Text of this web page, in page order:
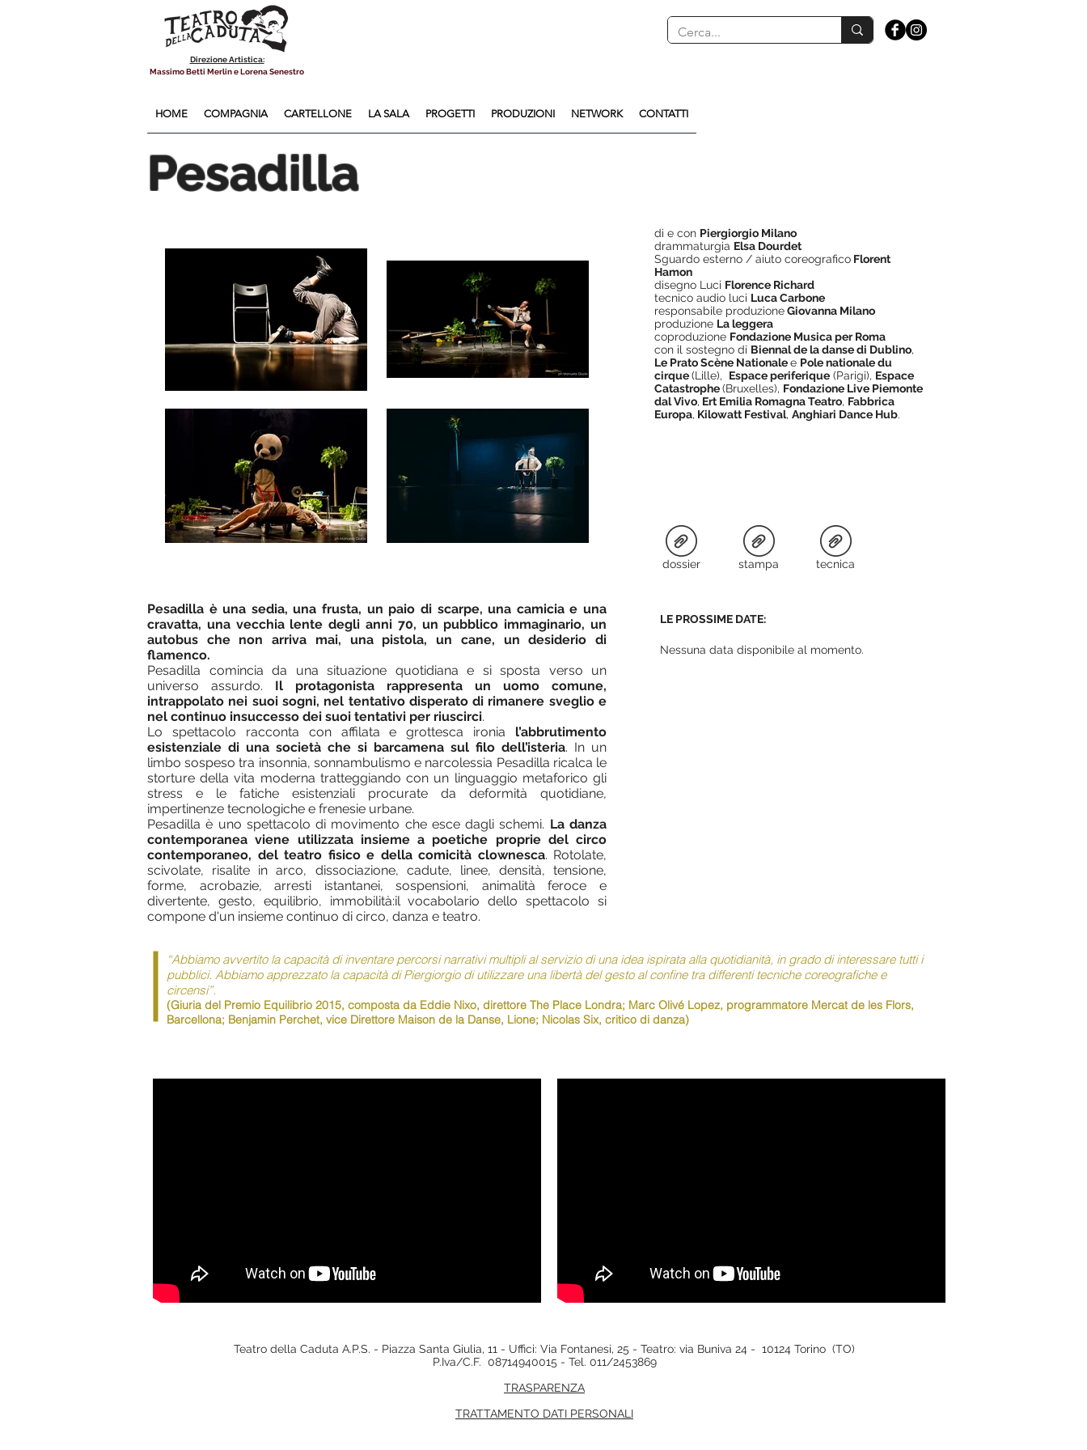
Direzione Artistica:
Massimo Betti Merlin e Lorena Senestro
HOME COMPAGNIA CARTELLONE LA SALA PROGETTI PRODUZIONI NETWORK CONTATTI
Pesadilla
di e con Piergiorgio Milano
drammaturgia Elsa Dourdet
Sguardo esterno / aiuto coreografico Florent
Hamon
disegno Luci Florence Richard
tecnico audio luci Luca Carbone
responsabile produzioneGiovanna Milano
produzione La leggera
coproduzione Fondazione Musica per Roma
con il sostegno di Biennal de la danse di Dublino,
Le Prato Scène Nationalee Pole nationale du
cirque(Lille), Espace periferique (Parigi), Espace
Catastrophe(Bruxelles), Fondazione Live Piemonte
dal Vivo, Ert Emilia Romagna Teatro, Fabbrica
Europa, Kilowatt Festival, Anghiari Dance Hub.
dossier stampa tecnica
Pesadilla è una sedia, una frusta, un paio di scarpe, una camicia e una
cravatta, una vecchia lente degli anni 70, un pubblico immaginario, un
autobus che non arriva mai, una pistola, un cane, un desiderio di
flamenco.
Pesadilla comincia da una situazione quotidiana e si sposta verso un
universo assurdo. Il protagonista rappresenta un uomo comune,
intrappolato nei suoi sogni, nel tentativo disperato di rimanere sveglio e
nel continuo insuccesso dei suoi tentativi per riuscirci.
Lo spettacolo racconta con affilata e grottesca ironia l’abbrutimento
esistenziale di una società che si barcamena sul filo dell’isteria. In un
limbo sospeso tra insonnia, sonnambulismo e narcolessia Pesadilla ricalca le
storture della vita moderna tratteggiando con un linguaggio metaforico gli
stress e le fatiche esistenziali procurate da deformità quotidiane,
impertinenze tecnologiche e frenesie urbane.
Pesadilla è uno spettacolo di movimento che esce dagli schemi. La danza
contemporanea viene utilizzata insieme a poetiche proprie del circo
contemporaneo, del teatro fisico e della comicità clownesca. Rotolate,
scivolate, risalite in arco, dissociazione, cadute, linee, densità, tensione,
forme, acrobazie, arresti istantanei, sospensioni, animalità feroce e
divertente, gesto, equilibrio, immobilità:il vocabolario dello spettacolo si
compone d'un insieme continuo di circo, danza e teatro.
LE PROSSIME DATE:
Nessuna data disponibile al momento.
“Abbiamo avvertito la capacità di inventare percorsi narrativi multipli al servizio di una idea ispirata alla quotidianità, in grado di interessare tutti i
pubblici. Abbiamo apprezzato la capacità di Piergiorgio di utilizzare una libertà del gesto al confine tra differenti tecniche coreografiche e
circensi”.
(Giuria del Premio Equilibrio 2015, composta da Eddie Nixo, direttore The Place Londra; Marc Olivé Lopez, programmatore Mercat de les Flors,
Barcellona; Benjamin Perchet, vice Direttore Maison de la Danse, Lione; Nicolas Six, critico di danza)
Teatro della Caduta A.P.S. - Piazza Santa Giulia, 11 - Uffici: Via Fontanesi, 25 - Teatro: via Buniva 24 - 10124 Torino (TO)
P.Iva/C.F. 08714940015 - Tel. 011/2453869
TRASPARENZA
TRATTAMENTO DATI PERSONALI